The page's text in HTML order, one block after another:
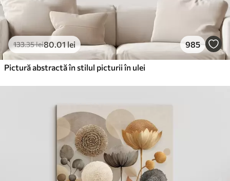
133.35lei80.01lei 985
Pictură abstractă în stilul picturii în ulei